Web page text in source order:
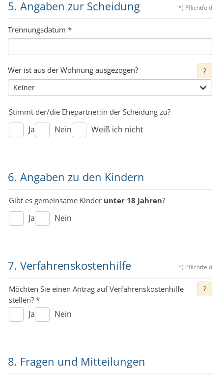
5. Angaben zur Scheidung *) Pflichtfeld
Trennungsdatum *
Wer ist aus der Wohnung ausgezogen? ?
Stimmt der/die Ehepartner:in der Scheidung zu?
Ja Nein Weiß ich nicht
6. Angaben zu den Kindern
Gibt es gemeinsame Kinder unter 18 Jahren?
Ja Nein
7. Verfahrenskostenhilfe *) Pflichtfeld
Möchten Sie einen Antrag auf Verfahrenskostenhilfe
stellen? *
?
Ja Nein
8. Fragen und Mitteilungen